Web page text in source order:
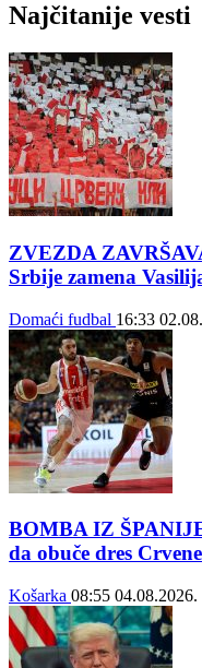
Najčitanije vesti
ZVEZDA
Srbije zamena
Domaći fudbal 16:33
BOMBA IZ
da obuče dres
Košarka 08:55 04.08.2026.